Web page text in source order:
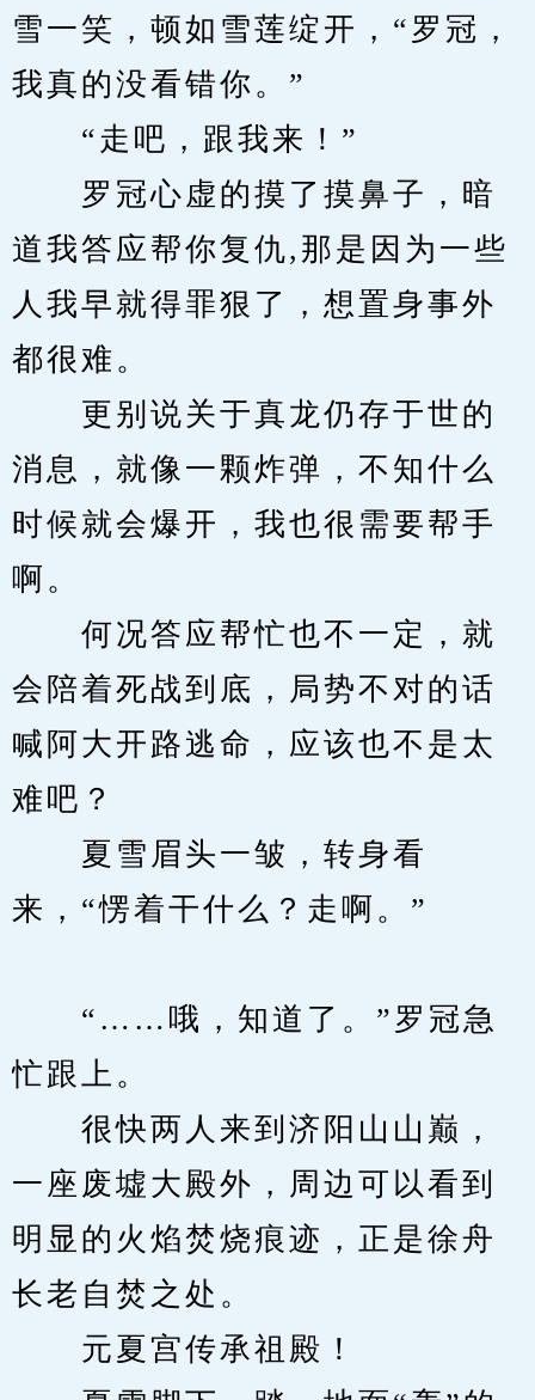
雪一笑，顿如雪莲绽开，“罗冠，
我真的没看错你。”
“走吧，跟我来！”
罗冠心虚的摸了摸鼻子，暗
道我答应帮你复仇,那是因为一些
人我早就得罪狠了，想置身事外
都很难。
更别说关于真龙仍存于世的
消息，就像一颗炸弹，不知什么
时候就会爆开，我也很需要帮手
啊。
何况答应帮忙也不一定，就
会陪着死战到底，局势不对的话
喊阿大开路逃命，应该也不是太
难吧？
夏雪眉头一皱，转身看
来，“愣着干什么？走啊。”
“……哦，知道了。”罗冠急
忙跟上。
很快两人来到济阳山山巅，
一座废墟大殿外，周边可以看到
明显的火焰焚烧痕迹，正是徐舟
长老自焚之处。
元夏宫传承祖殿！